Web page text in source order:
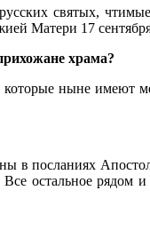
святых,
Матери 17
храма?
ныне
в посланиях
остальное